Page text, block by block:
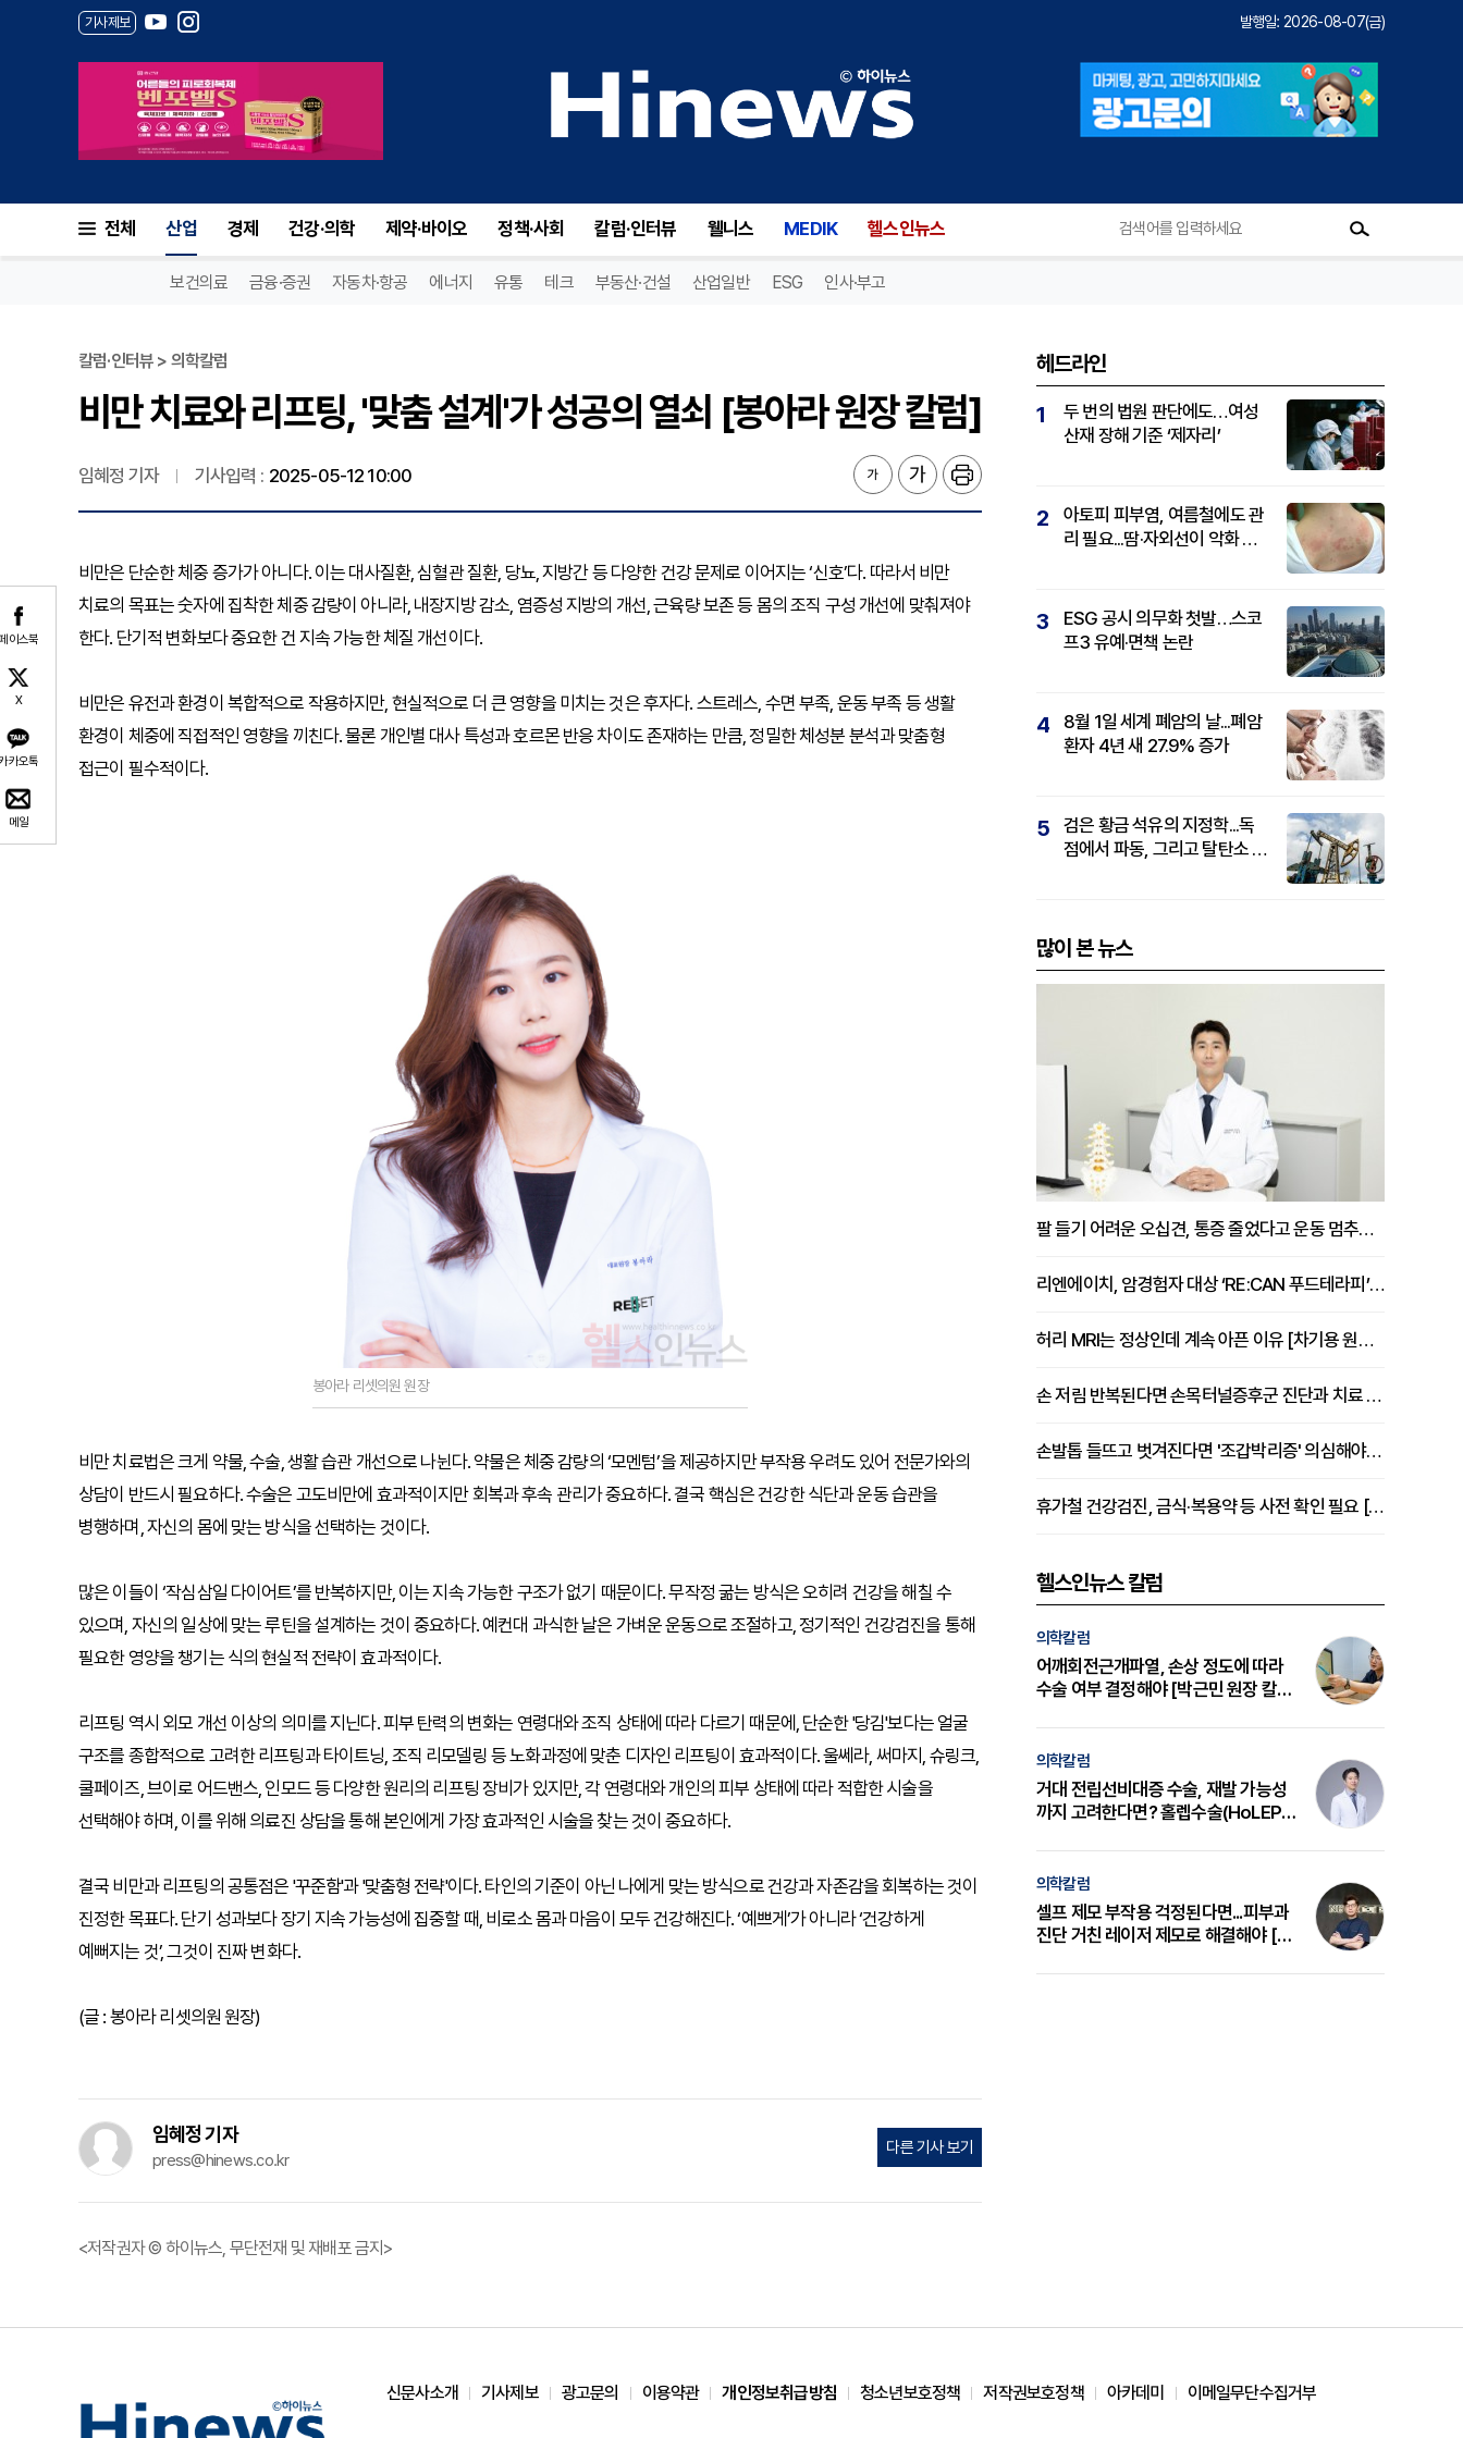
기사제보 발행일: 2026-08-07(금)
전체 산업 경제 건강·의학 제약·바이오 정책·사회 칼럼·인터뷰 웰니스 MEDIK 헬스인뉴스
보건의료 금융·증권 자동차·항공 에너지 유통 테크 부동산·건설 산업일반 ESG 인사·부고
이스북
X
카오톡
메일
칼럼·인터뷰 > 의학칼럼
비만 치료와 리프팅, '맞춤 설계'가 성공의 열쇠 [봉아라 원장 칼럼]
임혜정 기자 기사입력 : 2025-05-12 10:00
비만은 단순한 체중 증가가 아니다. 이는 대사질환, 심혈관 질환, 당뇨, 지방간 등 다양한 건강 문제로 이어지는 ‘신호’다. 따라서 비만
치료의 목표는 숫자에 집착한 체중 감량이 아니라, 내장지방 감소, 염증성 지방의 개선, 근육량 보존 등 몸의 조직 구성 개선에 맞춰져야
한다. 단기적 변화보다 중요한 건 지속 가능한 체질 개선이다.
비만은 유전과 환경이 복합적으로 작용하지만, 현실적으로 더 큰 영향을 미치는 것은 후자다. 스트레스, 수면 부족, 운동 부족 등 생활
환경이 체중에 직접적인 영향을 끼친다. 물론 개인별 대사 특성과 호르몬 반응 차이도 존재하는 만큼, 정밀한 체성분 분석과 맞춤형
접근이 필수적이다.
봉아라 리셋의원 원장
비만 치료법은 크게 약물, 수술, 생활 습관 개선으로 나뉜다. 약물은 체중 감량의 ‘모멘텀’을 제공하지만 부작용 우려도 있어 전문가와의
상담이 반드시 필요하다. 수술은 고도비만에 효과적이지만 회복과 후속 관리가 중요하다. 결국 핵심은 건강한 식단과 운동 습관을
병행하며, 자신의 몸에 맞는 방식을 선택하는 것이다.
많은 이들이 ‘작심삼일 다이어트’를 반복하지만, 이는 지속 가능한 구조가 없기 때문이다. 무작정 굶는 방식은 오히려 건강을 해칠 수
있으며, 자신의 일상에 맞는 루틴을 설계하는 것이 중요하다. 예컨대 과식한 날은 가벼운 운동으로 조절하고, 정기적인 건강검진을 통해
필요한 영양을 챙기는 식의 현실적 전략이 효과적이다.
리프팅 역시 외모 개선 이상의 의미를 지닌다. 피부 탄력의 변화는 연령대와 조직 상태에 따라 다르기 때문에, 단순한 '당김'보다는 얼굴
구조를 종합적으로 고려한 리프팅과 타이트닝, 조직 리모델링 등 노화과정에 맞춘 디자인 리프팅이 효과적이다. 울쎄라, 써마지, 슈링크,
쿨페이즈, 브이로 어드밴스, 인모드 등 다양한 원리의 리프팅 장비가 있지만, 각 연령대와 개인의 피부 상태에 따라 적합한 시술을
선택해야 하며, 이를 위해 의료진 상담을 통해 본인에게 가장 효과적인 시술을 찾는 것이 중요하다.
결국 비만과 리프팅의 공통점은 '꾸준함'과 '맞춤형 전략'이다. 타인의 기준이 아닌 나에게 맞는 방식으로 건강과 자존감을 회복하는 것이
진정한 목표다. 단기 성과보다 장기 지속 가능성에 집중할 때, 비로소 몸과 마음이 모두 건강해진다. ‘예쁘게’가 아니라 ‘건강하게
예뻐지는 것’, 그것이 진짜 변화다.
(글 : 봉아라 리셋의원 원장)
임혜정 기자
press@hinews.co.kr
다른 기사 보기
<저작권자 © 하이뉴스, 무단전재 및 재배포 금지>
헤드라인
1
두 번의 법원 판단에도…여성
산재 장해 기준 ‘제자리’
2
아토피 피부염, 여름철에도 관
리 필요...땀·자외선이 악화 요
3
ESG 공시 의무화 첫발…스코
프3 유예·면책 논란
4
8월 1일 세계 폐암의 날...폐암
환자 4년 새 27.9% 증가
5
검은 황금 석유의 지정학...독
점에서 파동, 그리고 탈탄소 패
많이 본 뉴스
팔 들기 어려운 오십견, 통증 줄었다고 운동 멈추면 안 되는 이유 [이병욱 원장 칼럼]
리엔에이치, 암경험자 대상 ‘RE:CAN 푸드테라피’ 운영
허리 MRI는 정상인데 계속 아픈 이유 [차기용 원장 칼럼]
손 저림 반복된다면 손목터널증후군 진단과 치료 시기 살펴야 [김동현 원장 칼럼]
손발톱 들뜨고 벗겨진다면 '조갑박리증' 의심해야 [김철윤 원장 칼럼]
휴가철 건강검진, 금식·복용약 등 사전 확인 필요 [정도감 원장 칼럼]
헬스인뉴스 칼럼
의학칼럼
어깨회전근개파열, 손상 정도에 따라
수술 여부 결정해야 [박근민 원장 칼
의학칼럼
거대 전립선비대증 수술, 재발 가능성
까지 고려한다면? 홀렙수술(HoLEP)
의학칼럼
셀프 제모 부작용 걱정된다면...피부과
진단 거친 레이저 제모로 해결해야 [변
신문사소개 기사제보 광고문의 이용약관 개인정보취급방침 청소년보호정책 저작권보호정책 아카데미 이메일무단수집거부